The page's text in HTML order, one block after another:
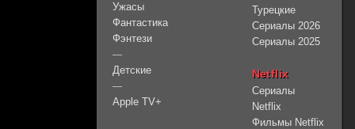
Ужасы
Фантастика
Фэнтези
—
Детские
—
Apple TV+
Турецкие
Сериалы 2026
Сериалы 2025
Netflix
Сериалы
Netflix
Фильмы Netflix